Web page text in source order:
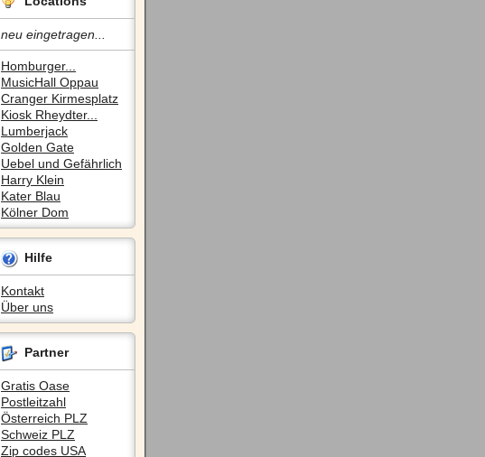
neu eingetragen...
Homburger...
MusicHall Oppau
Cranger Kirmesplatz
Kiosk Rheydter...
Lumberjack
Golden Gate
Uebel und Gefährlich
Harry Klein
Kater Blau
Kölner Dom
Hilfe
Kontakt
Über uns
Partner
Gratis Oase
Postleitzahl
Österreich PLZ
Schweiz PLZ
Zip codes USA